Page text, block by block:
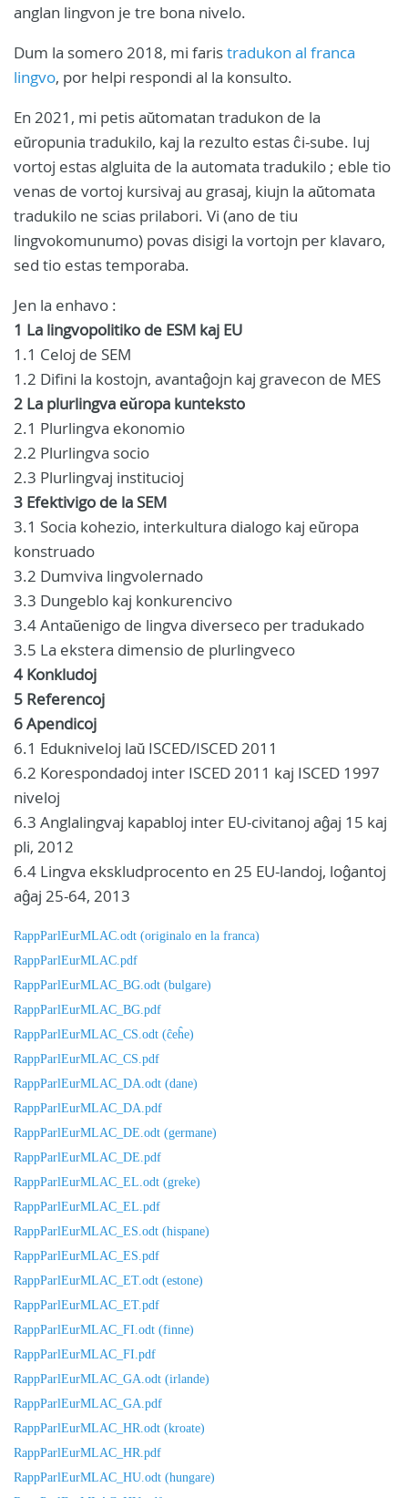
anglan lingvon je tre bona nivelo.
Dum la somero 2018, mi faristradukon al franca
lingvo, por helpi respondi al la konsulto.
En 2021, mi petis aŭtomatan tradukon de la
eŭropunia tradukilo, kaj la rezulto estas ĉi-sube. Iuj
vortoj estas algluita de la automata tradukilo ; eble tio
venas de vortoj kursivaj au grasaj, kiujn la aŭtomata
tradukilo ne scias prilabori. Vi (ano de tiu
lingvokomunumo) povas disigi la vortojn per klavaro,
sed tio estas temporaba.
Jen la enhavo :
1 La lingvopolitiko de ESM kaj EU
1.1 Celoj de SEM
1.2 Difini la kostojn, avantaĝojn kaj gravecon de MES
2 La plurlingva eŭropa kunteksto
2.1 Plurlingva ekonomio
2.2 Plurlingva socio
2.3 Plurlingvaj institucioj
3 Efektivigo de la SEM
3.1 Socia kohezio, interkultura dialogo kaj eŭropa
konstruado
3.2 Dumviva lingvolernado
3.3 Dungeblo kaj konkurencivo
3.4 Antaŭenigo de lingva diverseco per tradukado
3.5 La ekstera dimensio de plurlingveco
4 Konkludoj
5 Referencoj
6 Apendicoj
6.1 Edukniveloj laŭ ISCED/ISCED 2011
6.2 Korespondadoj inter ISCED 2011 kaj ISCED 1997
niveloj
6.3 Anglalingvaj kapabloj inter EU-civitanoj aĝaj 15 kaj
pli, 2012
6.4 Lingva ekskludprocento en 25 EU-landoj, loĝantoj
aĝaj 25-64, 2013
RappParlEurMLAC.odt (originalo en la franca)
RappParlEurMLAC.pdf
RappParlEurMLAC_BG.odt (bulgare)
RappParlEurMLAC_BG.pdf
RappParlEurMLAC_CS.odt (ĉeĥe)
RappParlEurMLAC_CS.pdf
RappParlEurMLAC_DA.odt (dane)
RappParlEurMLAC_DA.pdf
RappParlEurMLAC_DE.odt (germane)
RappParlEurMLAC_DE.pdf
RappParlEurMLAC_EL.odt (greke)
RappParlEurMLAC_EL.pdf
RappParlEurMLAC_ES.odt (hispane)
RappParlEurMLAC_ES.pdf
RappParlEurMLAC_ET.odt (estone)
RappParlEurMLAC_ET.pdf
RappParlEurMLAC_FI.odt (finne)
RappParlEurMLAC_FI.pdf
RappParlEurMLAC_GA.odt (irlande)
RappParlEurMLAC_GA.pdf
RappParlEurMLAC_HR.odt (kroate)
RappParlEurMLAC_HR.pdf
RappParlEurMLAC_HU.odt (hungare)